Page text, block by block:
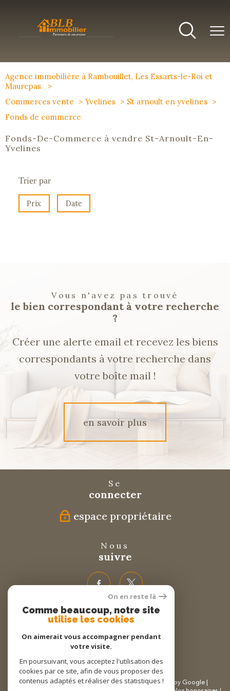
Agence immobilière à Rambouillet, Les Essarts-le-Roi et
Maurepas
Commerces vente
Yvelines
St arnoult en yvelines
Fonds de commerce
Fonds-De-Commerce à vendre St-Arnoult-En-
Yvelines
Trier par
Prix Date
Vous n'avez pas trouvé
le bien correspondant à votre recherche
?
Créer une alerte email et recevez les biens
correspondants à votre recherche dans
votre boîte mail !
en savoir plus
Se
connecter
espace propriétaire
Nous
suivre
Nous
© 2026 | Tous droits réservés | Traduction powered by Google |
On en reste là
Comme beaucoup, notre site
utilise les cookies
On aimerait vous accompagner pendant
votre visite.
En poursuivant, vous acceptez l'utilisation des
cookies par ce site, afin de vous proposer des
contenus adaptés et réaliser des statistiques !